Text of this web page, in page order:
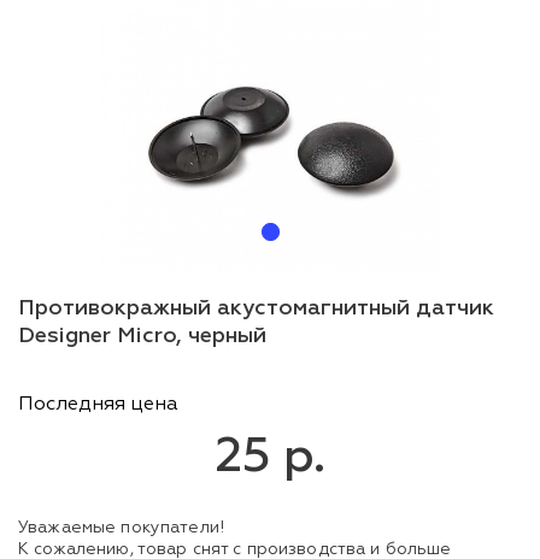
Противокражный акустомагнитный датчик
Designer Micro, черный
Последняя цена
25 р.
Уважаемые покупатели!
К сожалению, товар снят с производства и больше